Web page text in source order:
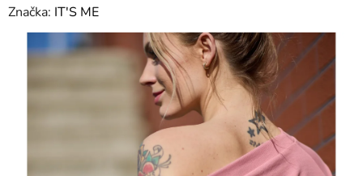
Značka: IT'S ME